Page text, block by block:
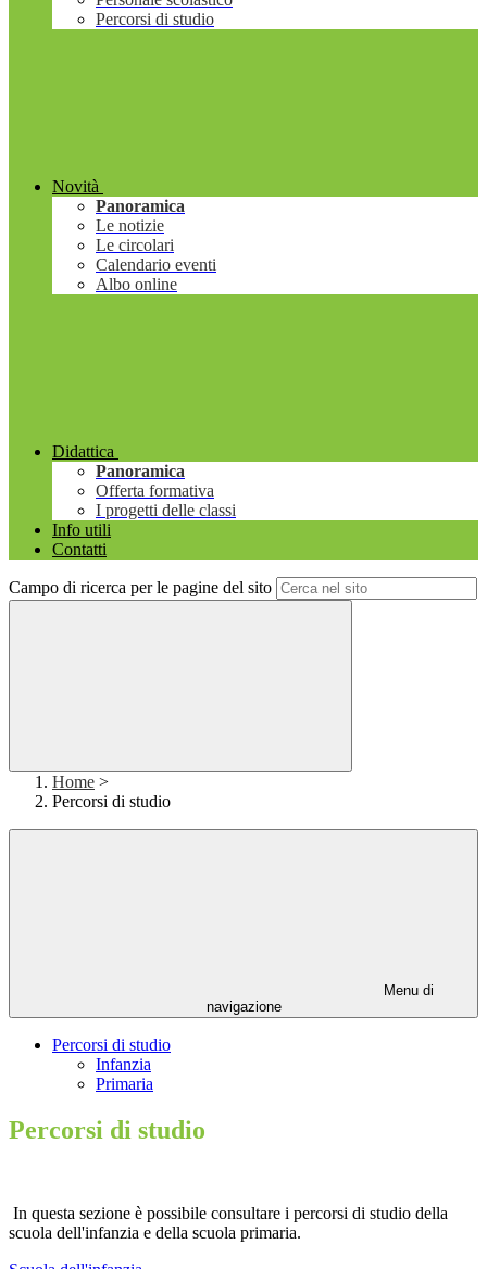
Percorsi di studio
Novità
Panoramica
Le notizie
Le circolari
Calendario eventi
Albo online
Didattica
Panoramica
Offerta formativa
I progetti delle classi
Info utili
Contatti
Campo di ricerca per le pagine del sito
Home >
Percorsi di studio
Menu di
navigazione
Percorsi di studio
Infanzia
Primaria
Percorsi di studio
In questa sezione è possibile consultare i percorsi di studio della
scuola dell'infanzia e della scuola primaria.